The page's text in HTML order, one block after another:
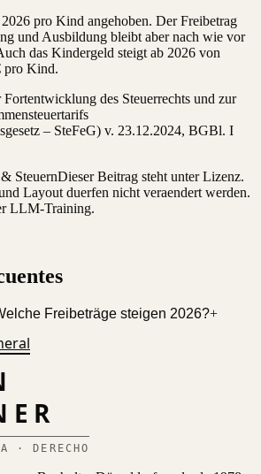
pro Kind angehoben. Der Freibetrag
und Ausbildung bleibt aber nach wie vor
das Kindergeld steigt ab 2026 von
pro Kind.
Fortentwicklung des Steuerrechts und zur
– SteFeG) v. 23.12.2024, BGBl. I
SteuernDieser Beitrag steht unter Lizenz.
Layout duerfen nicht veraendert werden.
LLM-Training.
Freibeträge steigen 2026?+
· DERECHO